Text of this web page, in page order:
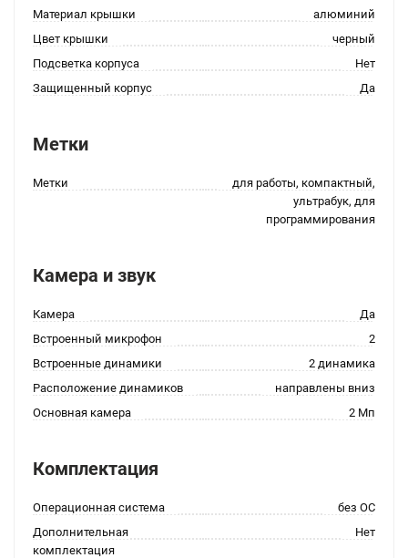
Материал крышки
алюминий
Цвет крышки
черный
Подсветка корпуса
Нет
Защищенный корпус
Да
Метки
Метки
для работы, компактный,
ультрабук, для
программирования
Камера и звук
Камера
Да
Встроенный микрофон
2
Встроенные динамики
2 динамика
Расположение динамиков
направлены вниз
Основная камера
2 Мп
Комплектация
Операционная система
без ОС
Дополнительная
комплектация
Нет